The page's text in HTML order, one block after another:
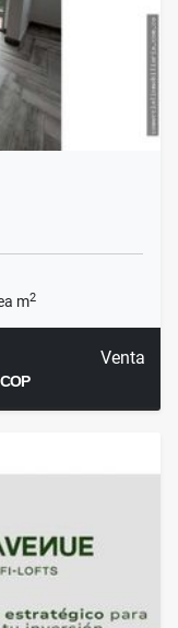
m2
Venta
COP